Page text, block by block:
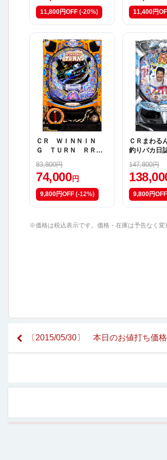
11,800円OFF (-20%) 11,400円
ＣＲ ＷＩＮＮＩＮ
Ｇ ＴＵＲＮ ＲＲ
83,800円
74,000円
9,800円OFF (-12%)
ＣＲまわる
釣りバカ
147,800円
9,800円OFF
※価格は税込表示です。価格・在庫は予告なく変
〔2015/05/30〕 本日のお値打ち価